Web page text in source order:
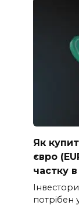
Як
євро
частку
потрібен